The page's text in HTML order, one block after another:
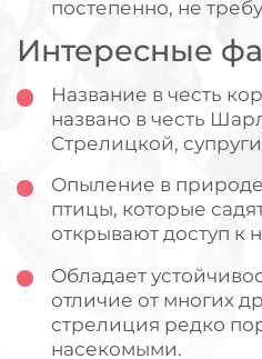
постепенно, не
Интересные
Название в честь
названо в честь
Стрелицкой,
Опыление в
птицы, которые
открывают доступ к
Обладает
отличие от многих
стрелиция редко
насекомыми.